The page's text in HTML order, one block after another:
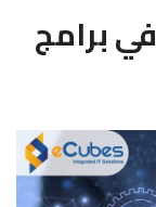
odoo أفضل بديل لـ SAP في برامج